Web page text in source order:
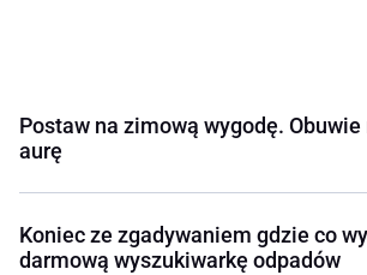
Postaw na zimową wygodę. Obuwie
aurę
Koniec ze zgadywaniem gdzie co
darmową wyszukiwarkę odpadów